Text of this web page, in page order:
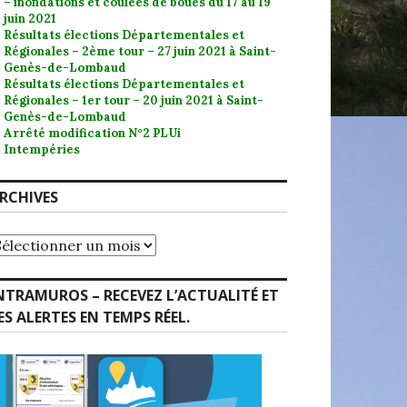
juin 2021
Résultats élections Départementales et
Régionales – 2ème tour – 27 juin 2021 à Saint-
Genès-de-Lombaud
Résultats élections Départementales et
Régionales – 1er tour – 20 juin 2021 à Saint-
Genès-de-Lombaud
Arrêté modification N°2 PLUi
Intempéries
– RECEVEZ L’ACTUALITÉ ET
ALERTES EN TEMPS RÉEL.